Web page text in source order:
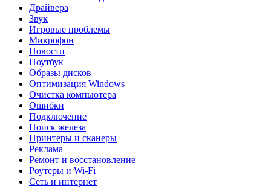
Драйвера
Звук
Игровые проблемы
Микрофон
Новости
Ноутбук
Образы дисков
Оптимизация Windows
Очистка компьютера
Ошибки
Подключение
Поиск железа
Принтеры и сканеры
Реклама
Ремонт и восстановление
Роутеры и Wi-Fi
Сеть и интернет